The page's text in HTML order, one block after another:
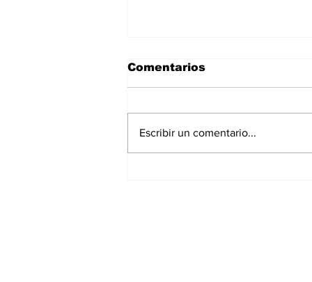
Comentarios
Escribir un comentario...